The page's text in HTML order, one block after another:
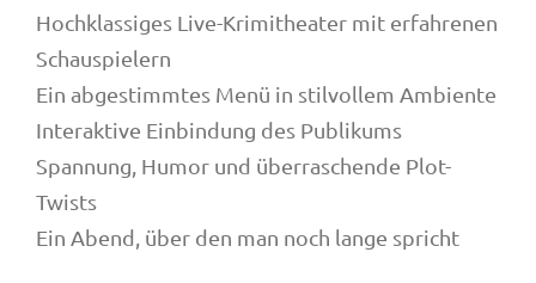
Hochklassiges Live-Krimitheater mit erfahrenen
Schauspielern
Ein abgestimmtes Menü in stilvollem Ambiente
Interaktive Einbindung des Publikums
Spannung, Humor und überraschende Plot-
Twists
Ein Abend, über den man noch lange spricht